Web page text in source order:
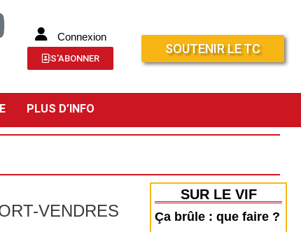
Connexion
S'ABONNER
SOUTENIR LE TC
PLUS D’INFO
VENDRES
SUR LE VIF
Ça brûle : que faire ?